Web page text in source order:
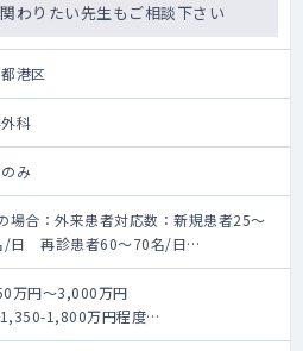
わりたい先生もご相談下さい
港区
科
み
場合：外来患者対応数：新規患者25〜
/日 再診患者60〜70名/日
場合：外来患者対応数：新規患者30〜
/日 再診患者20~30名/日
師・レントゲン技師・クラーク3-4人で
万円～3,000万円
1,800万円程度
2,400万円程度